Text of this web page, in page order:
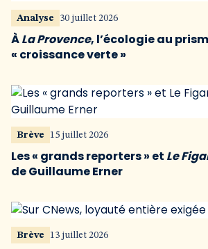
Analyse 30 juillet 2026
ÀLa Provence, l’écologie au
« croissance verte »
Brève 15 juillet 2026
Les « grands reporters » et Le
de Guillaume Erner
Brève 13 juillet 2026